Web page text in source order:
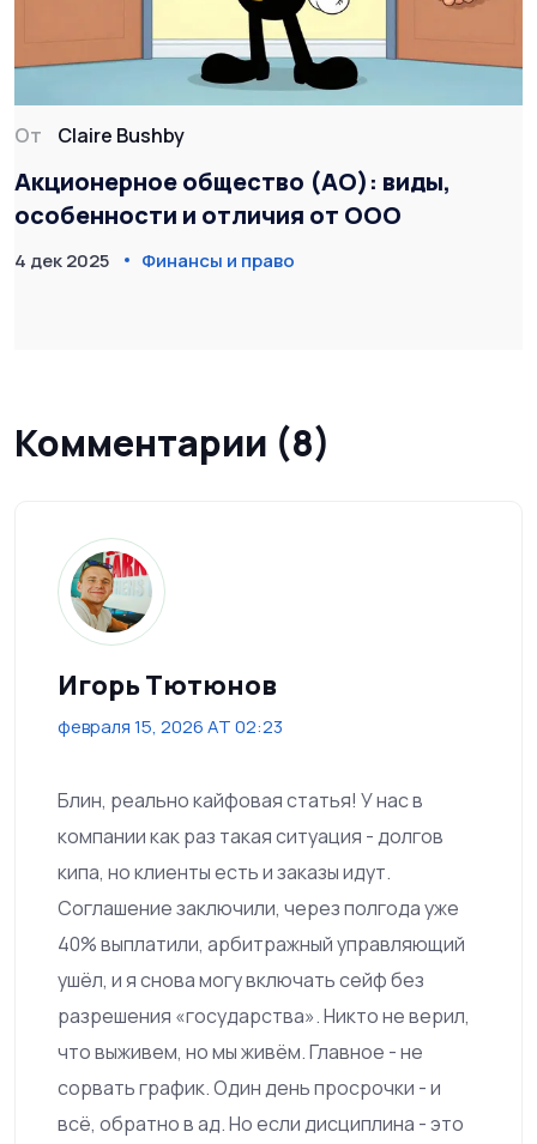
От Claire Bushby
Акционерное общество (АО): виды,
особенности и отличия от ООО
4 дек 2025 Финансы и право
Комментарии (8)
Игорь Тютюнов
февраля 15, 2026 AT 02:23
Блин, реально кайфовая статья! У нас в
компании как раз такая ситуация - долгов
кипа, но клиенты есть и заказы идут.
Соглашение заключили, через полгода уже
40% выплатили, арбитражный управляющий
ушёл, и я снова могу включать сейф без
разрешения «государства». Никто не верил,
что выживем, но мы живём. Главное - не
сорвать график. Один день просрочки - и
всё, обратно в ад. Но если дисциплина - это